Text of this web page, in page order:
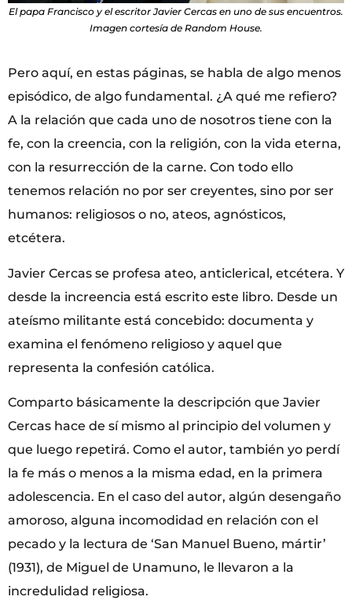
El papa Francisco y el escritor Javier Cercas en uno de sus encuentros.
Imagen cortesía de Random House.
Pero aquí, en estas páginas, se habla de algo menos
episódico, de algo fundamental. ¿A qué me refiero?
A la relación que cada uno de nosotros tiene con la
fe, con la creencia, con la religión, con la vida eterna,
con la resurrección de la carne. Con todo ello
tenemos relación no por ser creyentes, sino por ser
humanos: religiosos o no, ateos, agnósticos,
etcétera.
Javier Cercas se profesa ateo, anticlerical, etcétera. Y
desde la increencia está escrito este libro. Desde un
ateísmo militante está concebido: documenta y
examina el fenómeno religioso y aquel que
representa la confesión católica.
Comparto básicamente la descripción que Javier
Cercas hace de sí mismo al principio del volumen y
que luego repetirá. Como el autor, también yo perdí
la fe más o menos a la misma edad, en la primera
adolescencia. En el caso del autor, algún desengaño
amoroso, alguna incomodidad en relación con el
pecado y la lectura de ‘San Manuel Bueno, mártir’
(1931), de Miguel de Unamuno, le llevaron a la
incredulidad religiosa.